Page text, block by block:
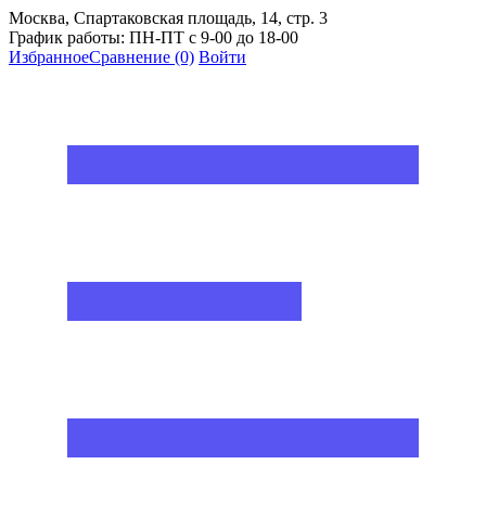
Москва, Спартаковская площадь, 14, стр. 3
График работы: ПН-ПТ с 9-00 до 18-00
ИзбранноеСравнение (0) Войти